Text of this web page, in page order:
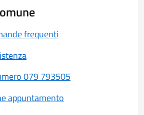
frequenti
079 793505
appuntamento